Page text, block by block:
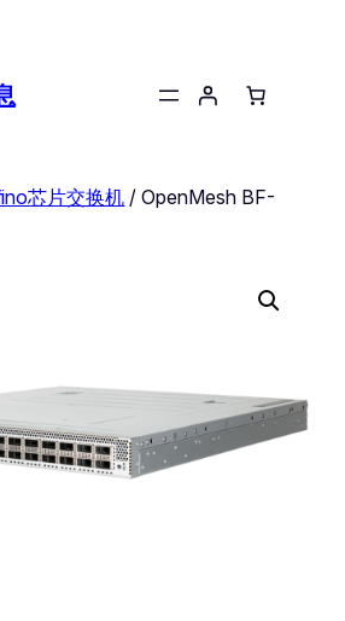
芯片交换机 / OpenMesh BF-